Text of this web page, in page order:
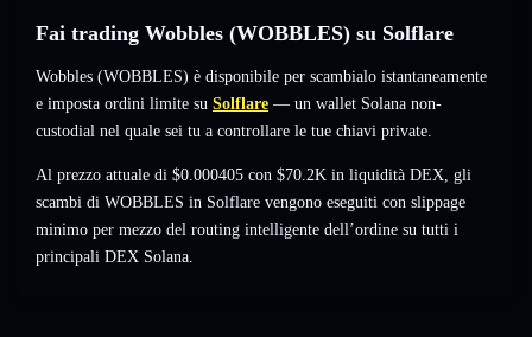
Fai trading Wobbles (WOBBLES) su Solflare
Wobbles (WOBBLES) è disponibile per scambialo istantaneamente
e imposta ordini limite su Solflare — un wallet Solana non-
custodial nel quale sei tu a controllare le tue chiavi private.
Al prezzo attuale di $0.000405 con $70.2K in liquidità DEX, gli
scambi di WOBBLES in Solflare vengono eseguiti con slippage
minimo per mezzo del routing intelligente dell’ordine su tutti i
principali DEX Solana.